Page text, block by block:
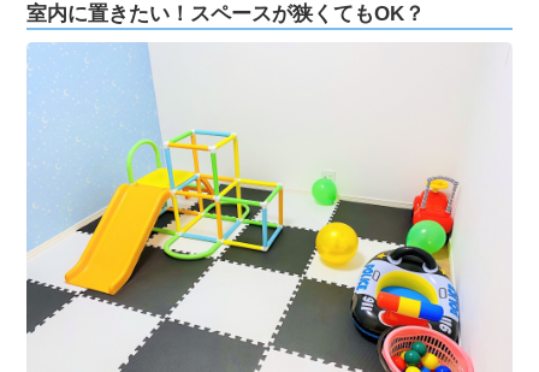
室内に置きたい！スペースが狭くてもOK？